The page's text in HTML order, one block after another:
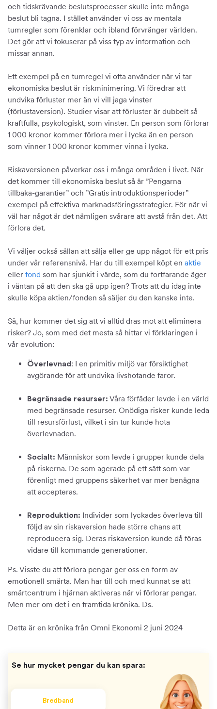
och tidskrävande beslutsprocesser skulle inte många
beslut bli tagna. I stället använder vi oss av mentala
tumregler som förenklar och ibland förvränger världen.
Det gör att vi fokuserar på viss typ av information och
missar annan.
Ett exempel på en tumregel vi ofta använder när vi tar
ekonomiska beslut är riskminimering. Vi föredrar att
undvika förluster mer än vi vill jaga vinster
(förlustaversion). Studier visar att förluster är dubbelt så
kraftfulla, psykologiskt, som vinster. En person som förlorar
1 000 kronor kommer förlora mer i lycka än en person
som vinner 1 000 kronor kommer vinna i lycka.
Riskaversionen påverkar oss i många områden i livet. När
det kommer till ekonomiska beslut så är ”Pengarna
tillbaka-garantier” och ”Gratis introduktionsperioder”
exempel på effektiva marknadsföringsstrategier. För när vi
väl har något är det nämligen svårare att avstå från det. Att
förlora det.
Vi väljer också sällan att sälja eller ge upp något för ett pris
under vår referensnivå. Har du till exempel köpt en aktie
eller fond som har sjunkit i värde, som du fortfarande äger
i väntan på att den ska gå upp igen? Trots att du idag inte
skulle köpa aktien/fonden så säljer du den kanske inte.
Så, hur kommer det sig att vi alltid dras mot att eliminera
risker? Jo, som med det mesta så hittar vi förklaringen i
vår evolution:
Överlevnad : I en primitiv miljö var försiktighet
avgörande för att undvika livshotande faror.
Begränsade resurser: Våra förfäder levde i en värld
med begränsade resurser. Onödiga risker kunde leda
till resursförlust, vilket i sin tur kunde hota
överlevnaden.
Socialt: Människor som levde i grupper kunde dela
på riskerna. De som agerade på ett sätt som var
förenligt med gruppens säkerhet var mer benägna
att accepteras.
Reproduktion: Individer som lyckades överleva till
följd av sin riskaversion hade större chans att
reproducera sig. Deras riskaversion kunde då föras
vidare till kommande generationer.
Ps. Visste du att förlora pengar ger oss en form av
emotionell smärta. Man har till och med kunnat se att
smärtcentrum i hjärnan aktiveras när vi förlorar pengar.
Men mer om det i en framtida krönika. Ds.
Detta är en krönika från Omni Ekonomi 2 juni 2024
Se hur mycket pengar du kan spara:
Bredband